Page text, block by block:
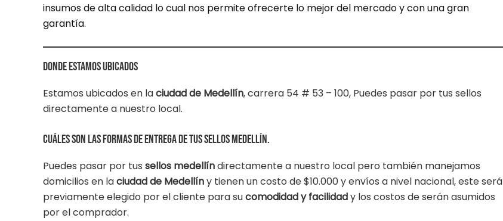
insumos de alta calidad lo cual nos permite ofrecerte lo mejor del mercado y con una gran
garantía.
Donde estamos ubicados
Estamos ubicados en laciudad de Medellín, carrera 54 # 53 – 100, Puedes pasar por tus sellos
directamente a nuestro local.
Cuáles son las formas de entrega de tus sellos medellín.
Puedes pasar por tus sellos medellíndirectamente a nuestro local pero también manejamos
domicilios en laciudad de Medellíny tienen un costo de $10.000 y envíos a nivel nacional, este será
previamente elegido por el cliente para sucomodidad y facilidady los costos de serán asumidos
por el comprador.